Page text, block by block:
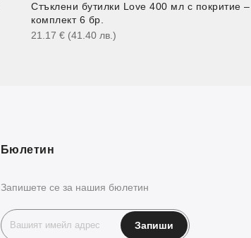
Стъклени бутилки Love 400 мл с покритие –
комплект 6 бр.
21.17 € (41.40 лв.)
Бюлетин
Запишете се за нашия бюлетин